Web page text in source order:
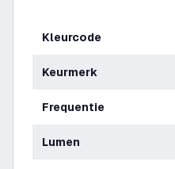
Kleurcode
Keurmerk
Frequentie
Lumen